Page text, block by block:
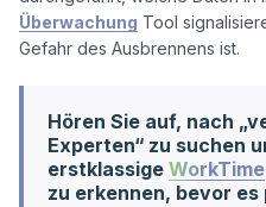
Überwachung Tool
Hören Sie auf, nach
Experten“ zu suchen
erstklassige WorkTime
zu erkennen, bevor es